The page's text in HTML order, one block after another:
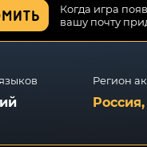
Когда игра
вашу почту
Регион